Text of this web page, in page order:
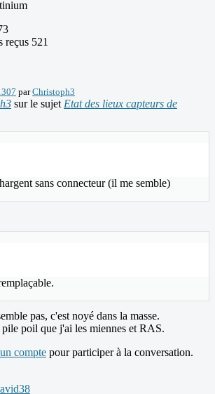
reçus 521
parChristoph3
sur le sujet Etat des lieux capteurs de
sans connecteur (il me semble)
pas, c'est noyé dans la masse.
poil que j'ai les miennes et RAS.
compte pour participer à la conversation.